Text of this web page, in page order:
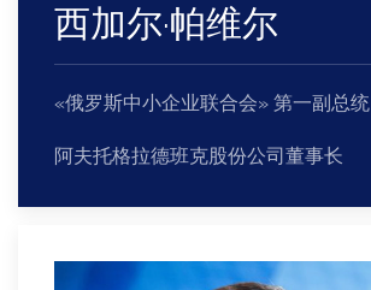
西加尔·帕维尔
«俄罗斯中小企业联合会» 第一副总统
阿夫托格拉德班克股份公司董事长